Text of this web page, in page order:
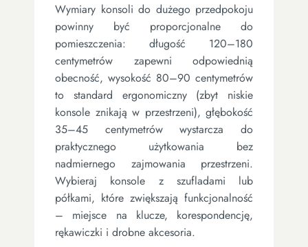
Wymiary konsoli do dużego przedpokoju
powinny być proporcjonalne do
pomieszczenia: długość 120–180
centymetrów zapewni odpowiednią
obecność, wysokość 80–90 centymetrów
to standard ergonomiczny (zbyt niskie
konsole znikają w przestrzeni), głębokość
35–45 centymetrów wystarcza do
praktycznego użytkowania bez
nadmiernego zajmowania przestrzeni.
Wybieraj konsole z szufladami lub
półkami, które zwiększają funkcjonalność
– miejsce na klucze, korespondencję,
rękawiczki i drobne akcesoria.